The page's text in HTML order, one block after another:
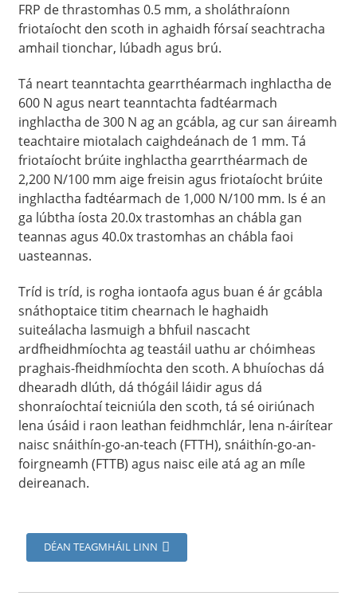
FRP de thrastomhas 0.5 mm, a sholáthraíonn
friotaíocht den scoth in aghaidh fórsaí seachtracha
amhail tionchar, lúbadh agus brú.
Tá neart teanntachta gearrthéarmach inghlactha de
600 N agus neart teanntachta fadtéarmach
inghlactha de 300 N ag an gcábla, ag cur san áireamh
teachtaire miotalach caighdeánach de 1 mm. Tá
friotaíocht brúite inghlactha gearrthéarmach de
2,200 N/100 mm aige freisin agus friotaíocht brúite
inghlactha fadtéarmach de 1,000 N/100 mm. Is é an
ga lúbtha íosta 20.0x trastomhas an chábla gan
teannas agus 40.0x trastomhas an chábla faoi
uasteannas.
Tríd is tríd, is rogha iontaofa agus buan é ár gcábla
snáthoptaice titim chearnach le haghaidh
suiteálacha lasmuigh a bhfuil nascacht
ardfheidhmíochta ag teastáil uathu ar chóimheas
praghais-fheidhmíochta den scoth. A bhuíochas dá
dhearadh dlúth, dá thógáil láidir agus dá
shonraíochtaí teicniúla den scoth, tá sé oiriúnach
lena úsáid i raon leathan feidhmchlár, lena n-áirítear
naisc snáithín-go-an-teach (FTTH), snáithín-go-an-
foirgneamh (FTTB) agus naisc eile atá ag an míle
deireanach.
DÉAN TEAGMHÁIL LINN